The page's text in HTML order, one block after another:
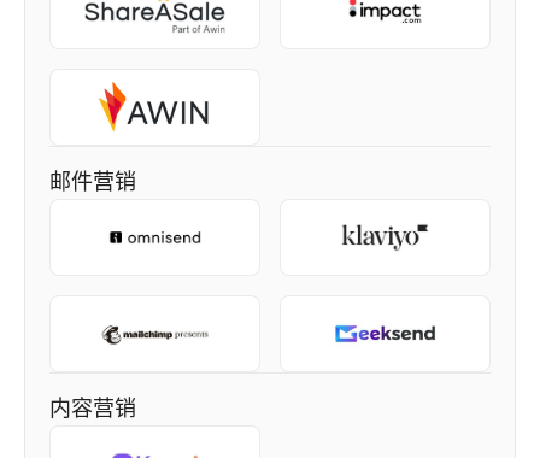
邮件营销
内容营销